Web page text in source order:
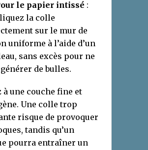
le papier intissé :
la colle
sur le mur de
uniforme à l’aide d’un
sans excès pour ne
de bulles.
à une couche fine et
Une colle trop
risque de provoquer
tandis qu’un
pourra entraîner un